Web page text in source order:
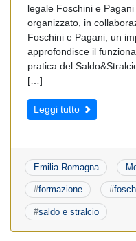
legale Foschini e
organizzato, in
Foschini e Pagani, un
approfondisce il
pratica del
[…]
Leggi tutto
Emilia Romagna
#formazione #
#saldo e stralcio